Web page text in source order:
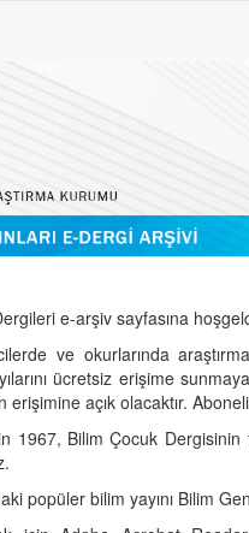
e-arşiv sayfasına
ve okurlarında
ücretsiz erişime
açık olacaktır.
1967, Bilim Çocuk
popüler bilim yayını Bilim